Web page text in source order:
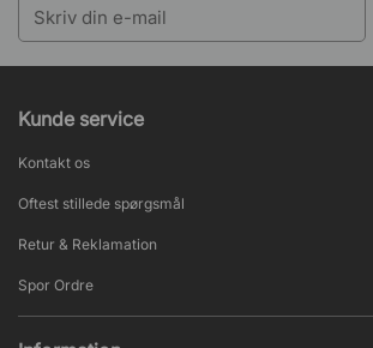
Kunde service
Kontakt os
Oftest stillede spørgsmål
Retur & Reklamation
Spor Ordre